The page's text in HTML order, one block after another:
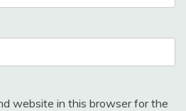
website in this browser for the